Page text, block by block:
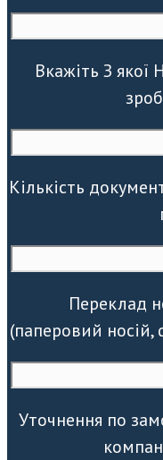
Вкажіть З якої
Кількість
Переклад
(паперовий
Уточнення по